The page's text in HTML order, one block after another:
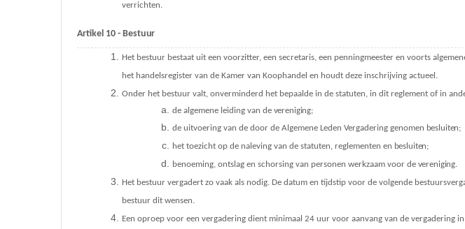
verrichten.
Artikel 10 -Bestuur
Het bestuur bestaat uit een voorzitter, een secretaris, een penningmeester en voorts
het handelsregister van de Kamer van Koophandel en houdt deze inschrijving actueel.
Onder het bestuur valt, onverminderd het bepaalde in de statuten, in dit reglement of in
de algemene leiding van de vereniging;
de uitvoering van de door de Algemene Leden Vergadering genomen besluiten;
het toezicht op de naleving van de statuten, reglementen en besluiten;
benoeming, ontslag en schorsing van personen werkzaam voor de vereniging.
Het bestuur vergadert zo vaak als nodig. De datum en tijdstip voor de volgende
bestuur dit wensen.
Een oproep voor een vergadering dient minimaal 24 uur voor aanvang van de vergadering